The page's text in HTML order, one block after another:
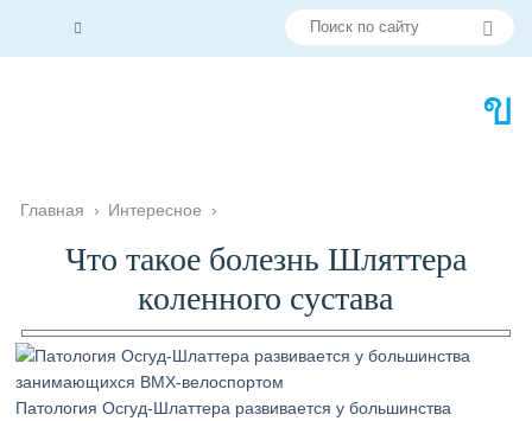
Главная › Интересное ›
Что такое болезнь Шляттера
коленного сустава
Патология Осгуд-Шлаттера развивается у большинства